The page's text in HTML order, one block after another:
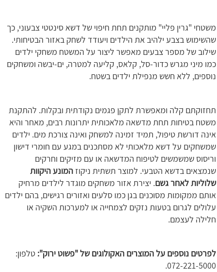
משטחי "גרין פליי" מותקנים תחת חיפוי של דשא סינטטי צבעוני, כך
שהשימוש בצבע ילהיב את הילדים ויעודד לשחק באזור הבטיחותי.
שילוב של מספר צבעים מאפשר ליצור על המשטח משחקי ילדים
כמו מיני מגרש כדור-סל, קלאס, קליעה למטרה, ים-יבשה ומשחקים
נוספים, ללא חשש מנפילת ילדים בשטח.
תחזוקתם קלה ומאפשרת לתקן פגמים נקודתית ובקלות. להתקנת
משטח בטיחות תחת מדשאה מלאכותית יתרונות רבים, מאחר והיא
אינה דורשת טיפול, תמיד זמינה למשחק ואינה צורכת מים. ילדים
שמשחקים על דשא מלאכותי לא מסתכנים במגע עם חומרי דישון
וריסוס שמשמשים לטיפוח המדשאה או עם מזיקים וחרקים
שנמצאים בדשא הטבעי. למוצר תשתית ניקוז המונע היקוות
שלוליות לאחר גשם. יצירת אזור משחקים מוגדר לילדים מרחיק
אותם ממקומות מסוכנים בגן כמו סלעים ואזורים רגישים, בהם ילדים
עלולים לגרום בטעות נזקים לצמחייה או למערכות השקיה או
חלילה לעצמם.
לפרטים נוספים על המוצרים האקולוגים של "פשוט ירוק": טלפון:
072-221-5000.